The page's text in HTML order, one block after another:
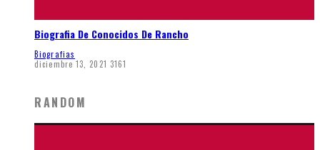
Biografia De Conocidos De Rancho
Biografias
diciembre 13, 2021 3161
RANDOM